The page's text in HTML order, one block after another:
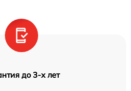
до 3-х лет